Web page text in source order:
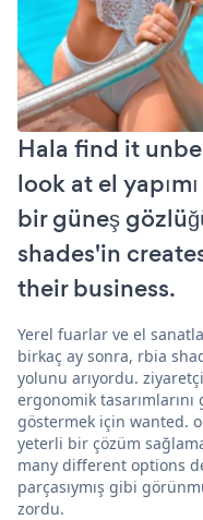
Hala find it
look at el
bir güneş
shades'in
their business.
Yerel fuarlar ve el
birkaç ay sonra, rbia
yolunu arıyordu.
ergonomik
göstermek için wanted.
yeterli bir çözüm
many different options
parçasıymış gibi
zordu.